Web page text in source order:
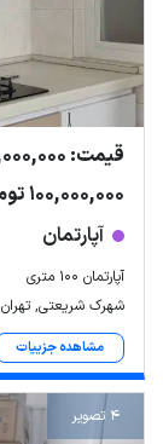
قیمت: 25,000,000 تومان اجاره
100,000,000 تومان رهن
آپارتمان
آپارتمان 100 متری
شهرک شریعتی, تهران
مشاهده جزییات
4 تصویر